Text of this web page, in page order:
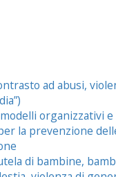
ad abusi,
organizzativi
la prevenzione
di bambine,